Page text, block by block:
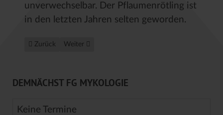
unverwechselbar. Der Pflaumenrötling ist
in den letzten Jahren selten geworden.
Vorheriger Beitrag: Der Östereichische Kelchbecherling
Zurück Nächster Beitrag: Neue Erstfunde für den Altkreis
Weiter
DEMNÄCHST FG MYKOLOGIE
Keine Termine